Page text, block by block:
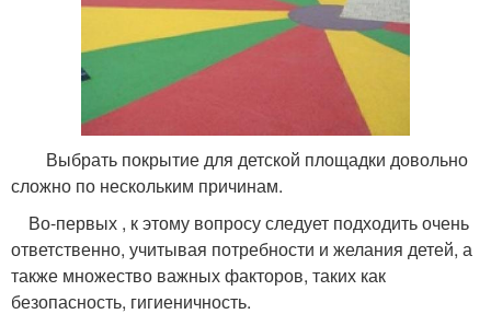
Выбрать покрытие для детской площадки довольно
сложно по нескольким причинам.
Во-первых , к этому вопросу следует подходить очень
ответственно, учитывая потребности и желания детей, а
также множество важных факторов, таких как
безопасность, гигиеничность.